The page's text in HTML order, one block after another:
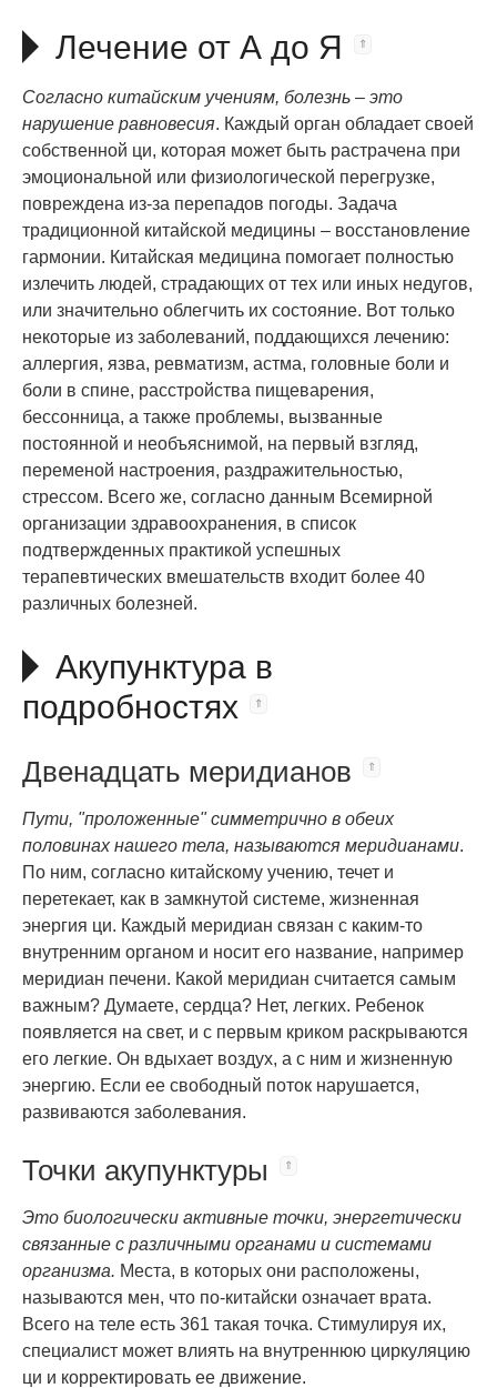
Лечение от А до Я
Согласно китайским учениям, болезнь – это
нарушение равновесия. Каждый орган обладает своей
собственной ци, которая может быть растрачена при
эмоциональной или физиологической перегрузке,
повреждена из-за перепадов погоды. Задача
традиционной китайской медицины – восстановление
гармонии. Китайская медицина помогает полностью
излечить людей, страдающих от тех или иных недугов,
или значительно облегчить их состояние. Вот только
некоторые из заболеваний, поддающихся лечению:
аллергия, язва, ревматизм, астма, головные боли и
боли в спине, расстройства пищеварения,
бессонница, а также проблемы, вызванные
постоянной и необъяснимой, на первый взгляд,
переменой настроения, раздражительностью,
стрессом. Всего же, согласно данным Всемирной
организации здравоохранения, в список
подтвержденных практикой успешных
терапевтических вмешательств входит более 40
различных болезней.
Акупунктура в
подробностях
Двенадцать меридианов
Пути, "проложенные" симметрично в обеих
половинах нашего тела, называются меридианами.
По ним, согласно китайскому учению, течет и
перетекает, как в замкнутой системе, жизненная
энергия ци. Каждый меридиан связан с каким-то
внутренним органом и носит его название, например
меридиан печени. Какой меридиан считается самым
важным? Думаете, сердца? Нет, легких. Ребенок
появляется на свет, и с первым криком раскрываются
его легкие. Он вдыхает воздух, а с ним и жизненную
энергию. Если ее свободный поток нарушается,
развиваются заболевания.
Точки акупунктуры
Это биологически активные точки, энергетически
связанные с различными органами и системами
организма. Места, в которых они расположены,
называются мен, что по-китайски означает врата.
Всего на теле есть 361 такая точка. Стимулируя их,
специалист может влиять на внутреннюю циркуляцию
ци и корректировать ее движение.